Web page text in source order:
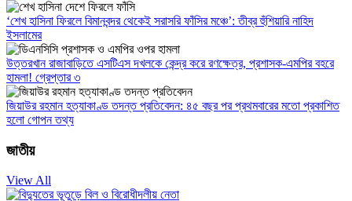
‘শেখ হাসিনা ফিরলে বিমানবন্দর থেকেই সরাসরি ফাঁসির মঞ্চে’: তীব্র হুঁশিয়ারি নাহিদ
ইসলামের
উত্তরখান রাজাবাড়িতে এসটিএস দখলকে কেন্দ্র করে রণক্ষেত্র, প্রশাসক-এমপির বহরে
হামলা! গ্রেপ্তার ৩
জিয়াউর রহমান হত্যাকাণ্ড তদন্ত প্রতিবেদন: ৪৫ বছর পর প্রথমবারের মতো প্রকাশিত
হলো গোপন তথ্য
জাতীয়
View All